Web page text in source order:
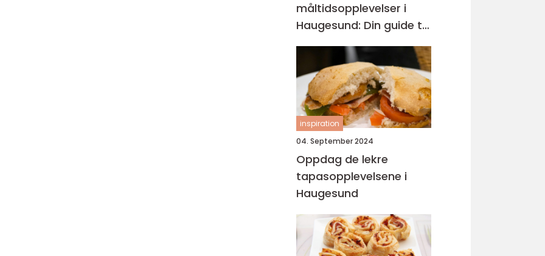
måltidsopplevelser i
Haugesund: Din guide til
lokal catering
inspiration
04. September 2024
Oppdag de lekre
tapasopplevelsene i
Haugesund